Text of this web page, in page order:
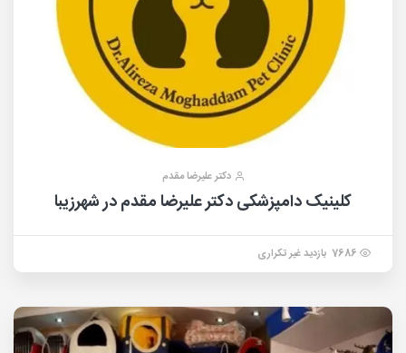
دکتر علیرضا مقدم
کلینیک دامپزشکی دکتر علیرضا مقدم در شهرزیبا
7686 بازدید غیر تکراری